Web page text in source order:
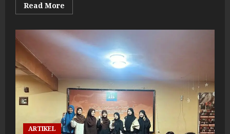
Read More
more
Mesir
Bekali
150
Mahasiswa
Metode
Belajar
Ala
Al-
Azhar
ARTIKEL